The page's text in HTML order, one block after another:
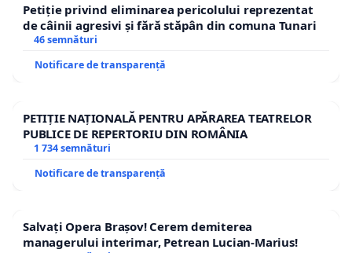
Petiție privind eliminarea pericolului reprezentat
de câinii agresivi și fără stăpân din comuna Tunari
46 semnături
Notificare de transparență
PETIȚIE NAȚIONALĂ PENTRU APĂRAREA TEATRELOR
PUBLICE DE REPERTORIU DIN ROMÂNIA
1 734 semnături
Notificare de transparență
Salvați Opera Brașov! Cerem demiterea
managerului interimar, Petrean Lucian-Marius!